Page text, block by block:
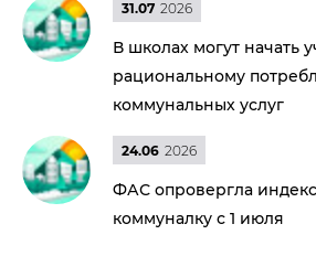
31.07 2026
В школах могут начать
рациональному
коммунальных услуг
24.06 2026
ФАС опровергла
коммуналку с 1 июля